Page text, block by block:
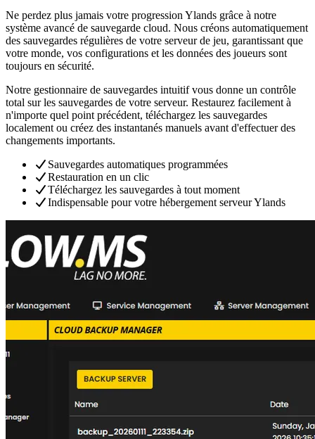
Ne perdez plus jamais votre progression Ylands grâce à notre
système avancé de sauvegarde cloud. Nous créons automatiquement
des sauvegardes régulières de votre serveur de jeu, garantissant que
votre monde, vos configurations et les données des joueurs sont
toujours en sécurité.
Notre gestionnaire de sauvegardes intuitif vous donne un contrôle
total sur les sauvegardes de votre serveur. Restaurez facilement à
n'importe quel point précédent, téléchargez les sauvegardes
localement ou créez des instantanés manuels avant d'effectuer des
changements importants.
Sauvegardes automatiques programmées
Restauration en un clic
Téléchargez les sauvegardes à tout moment
Indispensable pour votre hébergement serveur Ylands